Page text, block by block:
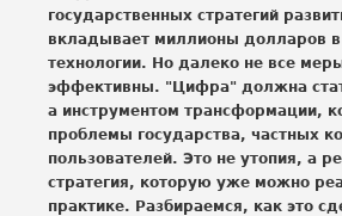
государственных стратегий
вкладывает миллионы долларов
технологии. Но далеко не все
эффективны. "Цифра" должна
а инструментом трансформации,
проблемы государства, частных
пользователей. Это не утопия, а
стратегия, которую уже можно
практике. Разбираемся, как это